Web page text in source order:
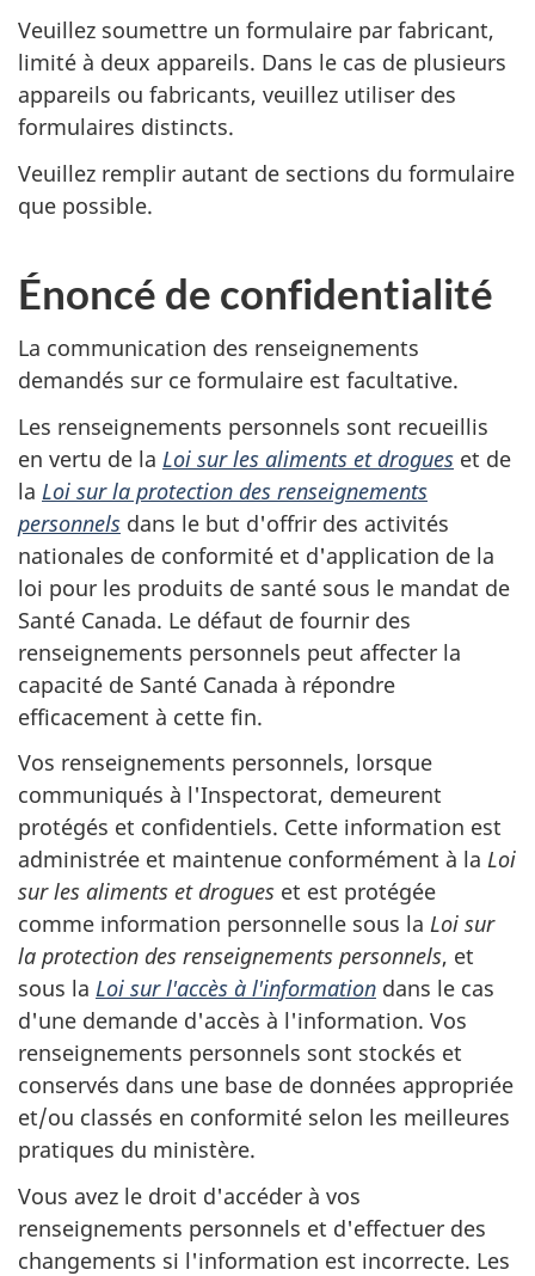
Veuillez soumettre un formulaire par fabricant,
limité à deux appareils. Dans le cas de plusieurs
appareils ou fabricants, veuillez utiliser des
formulaires distincts.
Veuillez remplir autant de sections du formulaire
que possible.
Énoncé de confidentialité
La communication des renseignements
demandés sur ce formulaire est facultative.
Les renseignements personnels sont recueillis
en vertu de la Loi sur les aliments et drogues et de
la Loi sur la protection des renseignements
personnels dans le but d'offrir des activités
nationales de conformité et d'application de la
loi pour les produits de santé sous le mandat de
Santé Canada. Le défaut de fournir des
renseignements personnels peut affecter la
capacité de Santé Canada à répondre
efficacement à cette fin.
Vos renseignements personnels, lorsque
communiqués à l'Inspectorat, demeurent
protégés et confidentiels. Cette information est
administrée et maintenue conformément à la Loi
sur les aliments et drogues et est protégée
comme information personnelle sous la Loi sur
la protection des renseignements personnels, et
sous la Loi sur l'accès à l'information dans le cas
d'une demande d'accès à l'information. Vos
renseignements personnels sont stockés et
conservés dans une base de données appropriée
et/ou classés en conformité selon les meilleures
pratiques du ministère.
Vous avez le droit d'accéder à vos
renseignements personnels et d'effectuer des
changements si l'information est incorrecte. Les